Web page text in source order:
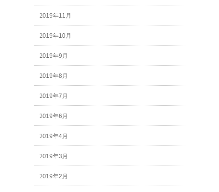
2019年11月
2019年10月
2019年9月
2019年8月
2019年7月
2019年6月
2019年4月
2019年3月
2019年2月